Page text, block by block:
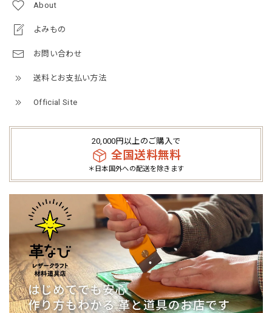
About
よみもの
お問い合わせ
送料とお支払い方法
Official Site
20,000円以上のご購入で
全国送料無料
＊日本国外への配送を除きます